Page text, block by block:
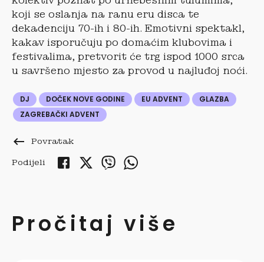
koji se oslanja na ranu eru disca te
dekadenciju 70-ih i 80-ih. Emotivni spektakl,
kakav isporučuju po domaćim klubovima i
festivalima, pretvorit će trg ispod 1000 srca
u savršeno mjesto za provod u najluđoj noći.
DJ DOČEK NOVE GODINE EU ADVENT
GLAZBA
ZAGREBAČKI ADVENT
keyboard_backspace Povratak
Podijeli
Pročitaj više